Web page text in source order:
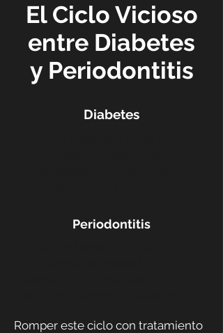
El Ciclo Vicioso
entre Diabetes
y Periodontitis
Diabetes
Periodontitis
Romper este ciclo con tratamiento